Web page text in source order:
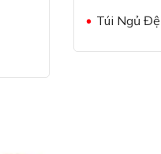
Túi Ngủ